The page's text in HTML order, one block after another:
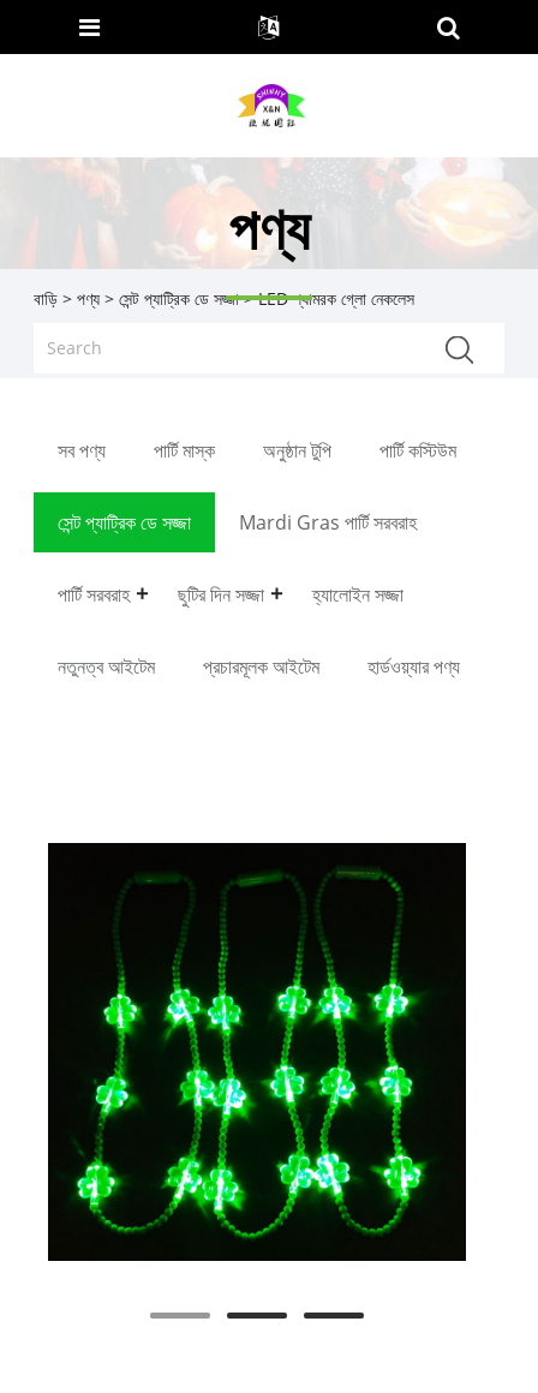
পণ্য
বাড়ি > পণ্য> সেন্ট প্যাট্রিক ডে সজ্জা> LED শ্যামরক গ্লো নেকলেস
সব পণ্য পার্টি মাস্ক অনুষ্ঠান টুপি পার্টি কস্টিউম
সেন্ট প্যাট্রিক ডে সজ্জা Mardi Gras পার্টি সরবরাহ
পার্টি সরবরাহ ছুটির দিন সজ্জা হ্যালোইন সজ্জা
নতুনত্ব আইটেম প্রচারমূলক আইটেম হার্ডওয়্যার পণ্য